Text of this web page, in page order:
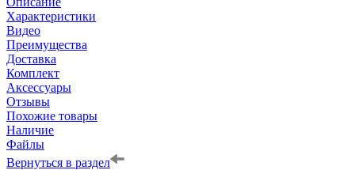
Характеристики
Видео
Преимущества
Доставка
Комплект
Аксессуары
Отзывы
Похожие товары
Наличие
Файлы
Вернуться в раздел